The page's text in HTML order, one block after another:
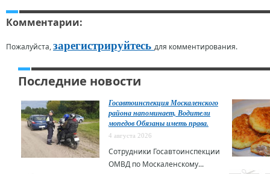
Комментарии:
Пожалуйста,зарегистрируйтесь для комментирования.
Последние новости
Госавтоинспекция Москаленского
района напоминает, Водители
мопедов Обязаны иметь права.
4 августа 2026
Сотрудники Госавтоинспекции
ОМВД по Москаленскому...